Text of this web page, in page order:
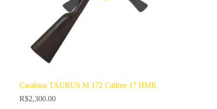
Carabina TAURUS M 172 Calibre 17 HMR
R$2,300.00